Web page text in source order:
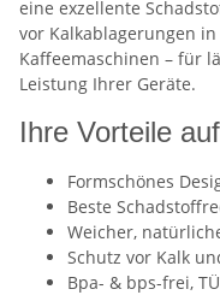
eine exzellente
vor Kalkablagerungen
Kaffeemaschinen – für
Leistung Ihrer Geräte.
Ihre Vorteile
Formschönes
Beste
Weicher,
Schutz vor Kalk
Bpa- & bps-frei,